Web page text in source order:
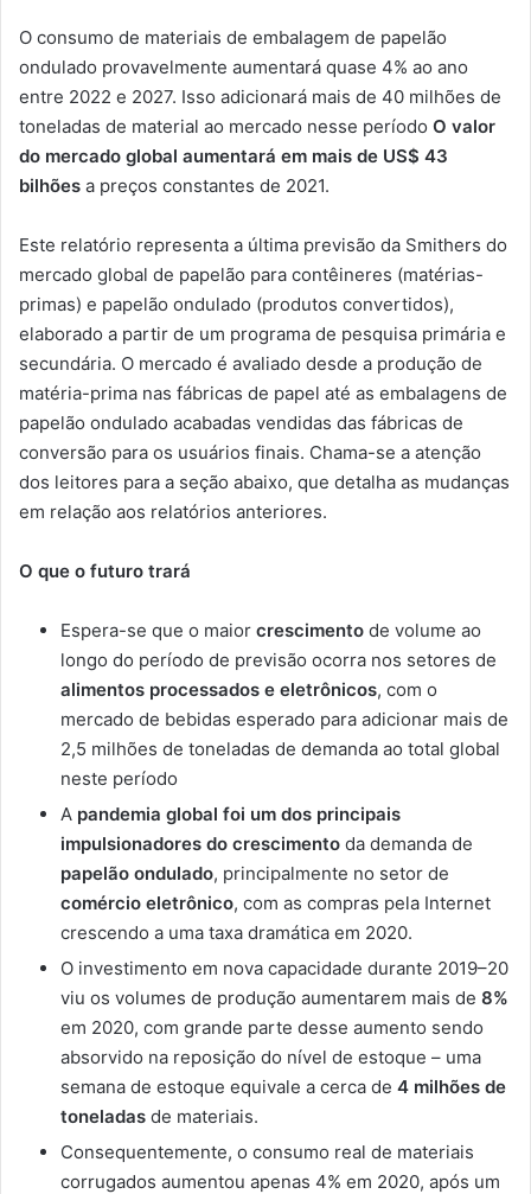
O consumo de materiais de embalagem de papelão
ondulado provavelmente aumentará quase 4% ao ano
entre 2022 e 2027. Isso adicionará mais de 40 milhões de
toneladas de material ao mercado nesse período O valor
do mercado global aumentará em mais de US$ 43
bilhões a preços constantes de 2021.
Este relatório representa a última previsão da Smithers do
mercado global de papelão para contêineres (matérias-
primas) e papelão ondulado (produtos convertidos),
elaborado a partir de um programa de pesquisa primária e
secundária. O mercado é avaliado desde a produção de
matéria-prima nas fábricas de papel até as embalagens de
papelão ondulado acabadas vendidas das fábricas de
conversão para os usuários finais. Chama-se a atenção
dos leitores para a seção abaixo, que detalha as mudanças
em relação aos relatórios anteriores.
O que o futuro trará
Espera-se que o maior crescimento de volume ao
longo do período de previsão ocorra nos setores de
alimentos processados ​​e eletrônicos, com o
mercado de bebidas esperado para adicionar mais de
2,5 milhões de toneladas de demanda ao total global
neste período
A pandemia global foi um dos principais
impulsionadores do crescimento da demanda de
papelão ondulado, principalmente no setor de
comércio eletrônico, com as compras pela Internet
crescendo a uma taxa dramática em 2020.
O investimento em nova capacidade durante 2019–20
viu os volumes de produção aumentarem mais de 8%
em 2020, com grande parte desse aumento sendo
absorvido na reposição do nível de estoque – uma
semana de estoque equivale a cerca de 4 milhões de
toneladas de materiais.
Consequentemente, o consumo real de materiais
corrugados aumentou apenas 4% em 2020, após um